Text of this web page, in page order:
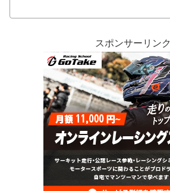
スポンサーリンク